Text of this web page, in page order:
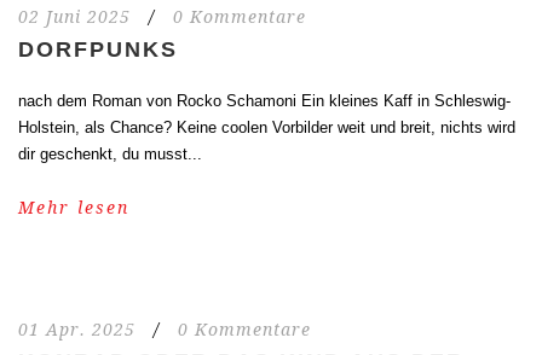
02 Juni 2025 / 0 Kommentare
DORFPUNKS
nach dem Roman von Rocko Schamoni Ein kleines Kaff in Schleswig-
Holstein, als Chance? Keine coolen Vorbilder weit und breit, nichts wird
dir geschenkt, du musst...
Mehr lesen
01 Apr. 2025 / 0 Kommentare